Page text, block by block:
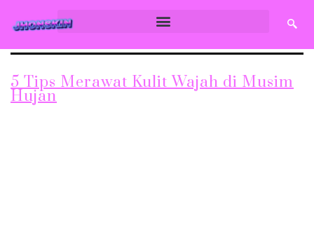
5 Tips Merawat Kulit Wajah di Musim
Hujan